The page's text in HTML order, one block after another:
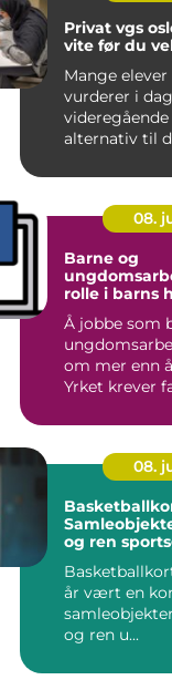
Privat vgs oslo hva bør
vite før du
Mange
vurderer i
alternativ til
08.
Barne og
ungdomsarbeider
rolle i barns
Å jobbe som
om mer enn
Yrket krever
08.
og ren
år vært en
og ren u...